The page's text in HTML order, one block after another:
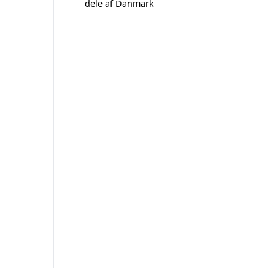
dele af Danmark